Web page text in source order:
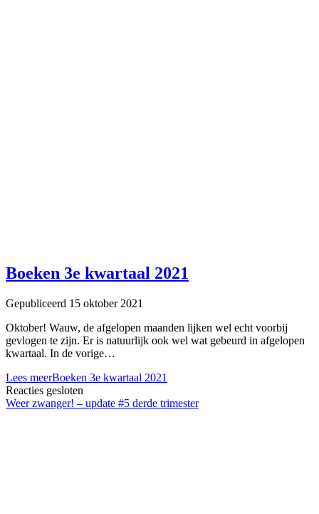
Boeken 3e kwartaal 2021
Gepubliceerd 15 oktober 2021
Oktober! Wauw, de afgelopen maanden lijken wel echt voorbij
gevlogen te zijn. Er is natuurlijk ook wel wat gebeurd in afgelopen
kwartaal. In de vorige…
Lees meerBoeken 3e kwartaal 2021
Reacties gesloten
Weer zwanger! – update #5 derde trimester